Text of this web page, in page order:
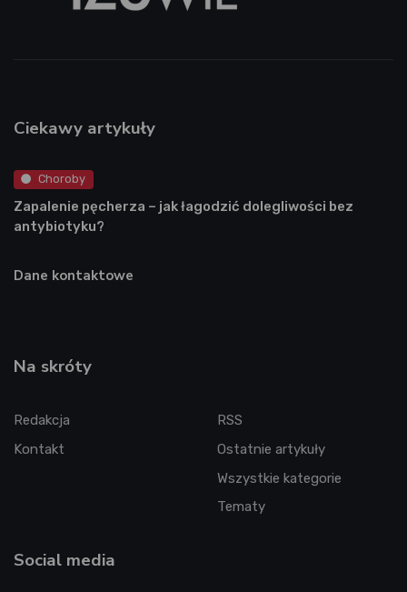
Ciekawy artykuły
Choroby
Zapalenie pęcherza – jak łagodzić dolegliwości bez
antybiotyku?
Dane kontaktowe
Na skróty
Redakcja
Kontakt
RSS
Ostatnie artykuły
Wszystkie kategorie
Tematy
Social media